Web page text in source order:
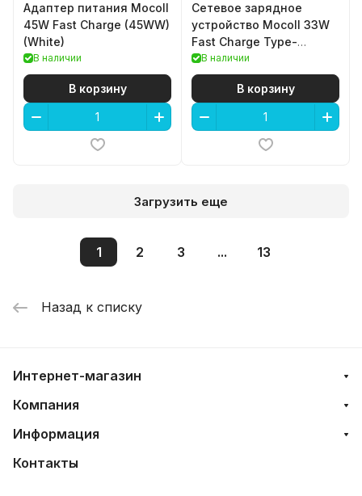
Адаптер питания Mocoll
45W Fast Charge (45WW)
(White)
В наличии
В корзину
Сетевое зарядное
устройство Mocoll 33W
Fast Charge Type-
C/Type-A (White)
В наличии
В корзину
Загрузить еще
1 2 3 ... 13
Назад к списку
Интернет-магазин
Компания
Информация
Контакты